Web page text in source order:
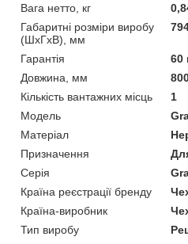
Вага нетто, кг
Габаритні розміри виробу
(ШхГхВ), мм
Гарантія
60
Довжина, мм
Кількість вантажних місць
1
Мoдель
Матеріал
Призначення
Серія
Країна реєстрації бренду
Країна-виробник
Тип виробу